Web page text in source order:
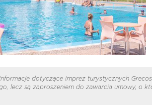
dotyczące imprez turystycznych
lecz są zaproszeniem do zawarcia umowy, o